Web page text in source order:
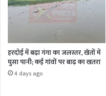
हरदोई में बढ़ा गंगा का जलस्तर, खेतों में
घुसा पानी; कई गांवों पर बाढ़ का खतरा
4 days ago